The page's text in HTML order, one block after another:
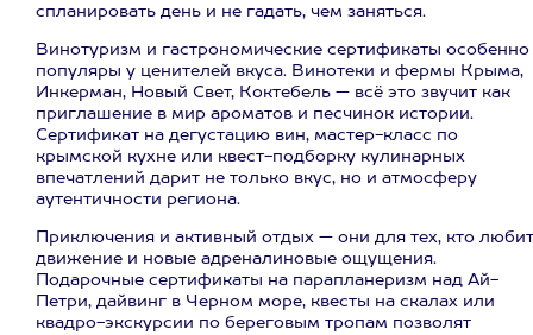
спланировать день и не гадать, чем заняться.
Винотуризм и гастрономические сертификаты особенно
популяры у ценителей вкуса. Винотеки и фермы Крыма,
Инкерман, Новый Свет, Коктебель — всё это звучит как
приглашение в мир ароматов и песчинок истории.
Сертификат на дегустацию вин, мастер-класс по
крымской кухне или квест-подборку кулинарных
впечатлений дарит не только вкус, но и атмосферу
аутентичности региона.
Приключения и активный отдых — они для тех, кто любит
движение и новые адреналиновые ощущения.
Подарочные сертификаты на парапланеризм над Ай-
Петри, дайвинг в Черном море, квесты на скалах или
квадро-экскурсии по береговым тропам позволят